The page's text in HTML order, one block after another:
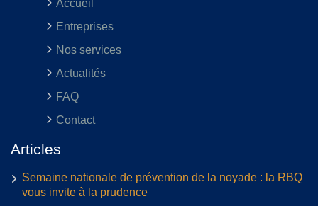
Accueil
Entreprises
Nos services
Actualités
FAQ
Contact
Articles
Semaine nationale de prévention de la noyade : la RBQ
vous invite à la prudence